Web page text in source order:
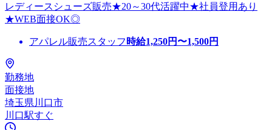
レディースシューズ販売★20～30代活躍中★社員登用あり
★WEB面接OK◎
アパレル販売スタッフ 時給1,250円〜1,500円
勤務地
面接地
埼玉県川口市
川口駅すぐ